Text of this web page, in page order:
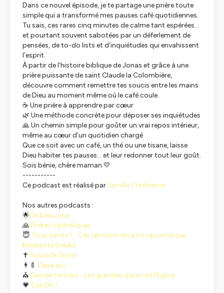
Dans ce nouvel épisode, je te partage une prière toute
simple qui a transformé mes pauses café quotidiennes.
Tu sais, ces rares cinq minutes de calme tant espérées…
et pourtant souvent sabotées par un déferlement de
pensées, de to-do lists et d’inquiétudes qui envahissent
l’esprit.
À partir de l’histoire biblique de Jonas et grâce à une
prière puissante de saint Claude la Colombière,
découvre comment remettre tes soucis entre les mains
de Dieu au moment même où le café coule.
☕ Une prière à apprendre par cœur
🌿 Une méthode concrète pour déposer ses inquiétudes
🙏 Un chemin simple pour goûter un vrai repos intérieur,
même au cœur d’un quotidien chargé
Que ce soit avec un café, un thé ou une tisane, laisse
Dieu habiter tes pauses… et leur redonner tout leur goût.
Sois bénie, chère maman 💛
-----------
Ce podcast est réalisé par Famille Chrétienne
Nos autres podcasts :
🌟Un beau jour
🙏 Prières catholiques
😇 Tous saints ! - Ces témoins de la foi racontés par
Bénédicte Delelis
✝️ Suivre le Christ
👨‍🍼 Papa spi
⛪ Sacrée histoire - Les grandes dates de l'Eglise
💗 Sex'Oh !